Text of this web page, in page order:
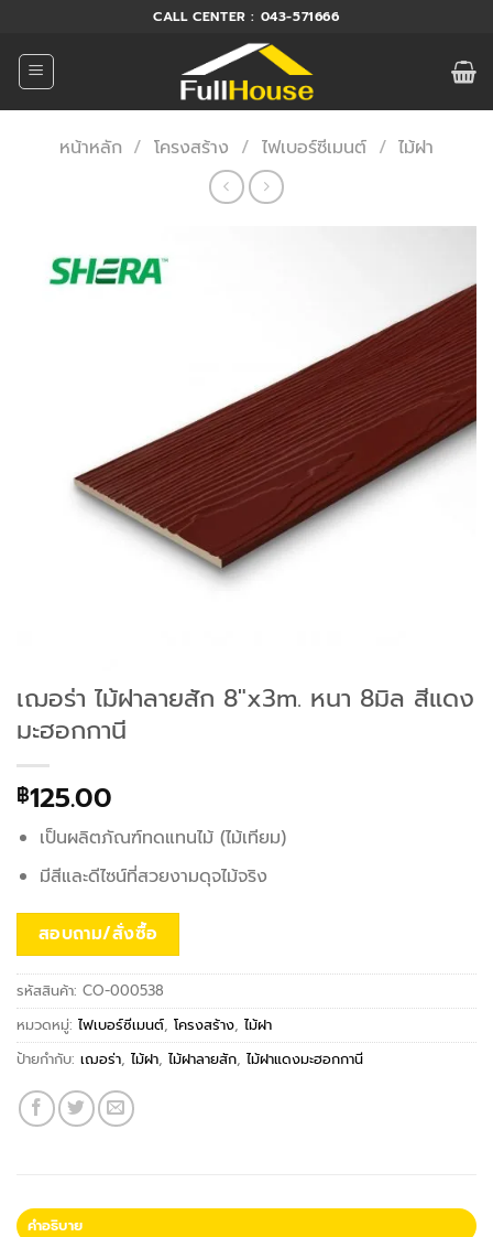
ยัง
เนื้อหา
CALL CENTER : 043-571666
หน้าหลัก / โครงสร้าง / ไฟเบอร์ซีเมนต์ / ไม้ฝา
เฌอร่า ไม้ฝาลายสัก 8″x3m. หนา 8มิล สีแดง
มะฮอกกานี
฿125.00
เป็นผลิตภัณฑ์ทดแทนไม้ (ไม้เทียม)
มีสีและดีไซน์ที่สวยงามดุจไม้จริง
สอบถาม/สั่งซื้อ
รหัสสินค้า: CO-000538
หมวดหมู่: ไฟเบอร์ซีเมนต์, โครงสร้าง, ไม้ฝา
ป้ายกำกับ: เฌอร่า, ไม้ฝา, ไม้ฝาลายสัก, ไม้ฝาแดงมะฮอกกานี
คำอธิบาย